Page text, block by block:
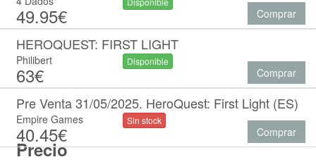
Precio
49.95€ Comprar
HEROQUEST: FIRST LIGHT
Philibert
63€
Disponible
Comprar
Pre Venta 31/05/2025. HeroQuest: First Light (ES)
Empire Games
40.45€
Sin stock
Comprar